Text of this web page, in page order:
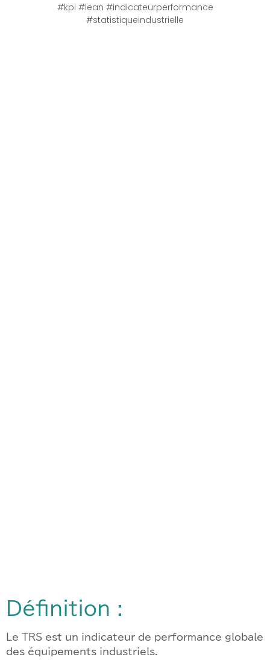
#kpi #lean #indicateurperformance
#statistiqueindustrielle
Définition :
Le TRS est un indicateur de performance globale
des équipements industriels.